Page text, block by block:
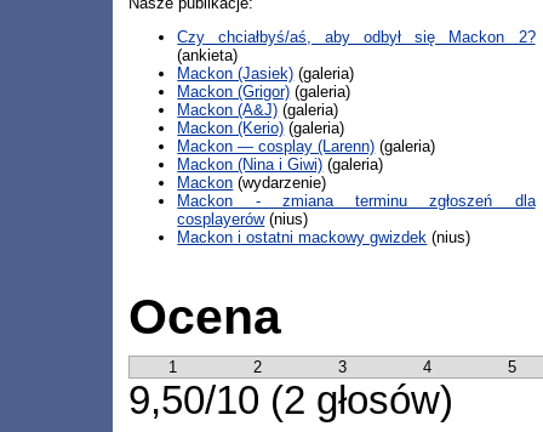
Czy chciałbyś/aś, aby odbył się Mackon 2?
(ankieta)
Mackon (Jasiek) (galeria)
Mackon (Grigor) (galeria)
Mackon (A&J) (galeria)
Mackon (Kerio) (galeria)
Mackon — cosplay (Larenn) (galeria)
Mackon (Nina i Giwi) (galeria)
Mackon (wydarzenie)
Mackon - zmiana terminu zgłoszeń dla
cosplayerów(nius)
Mackon i ostatni mackowy gwizdek (nius)
Ocena
1 2 3 4 5
9,50/10 (2 głosów)